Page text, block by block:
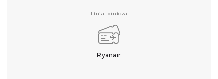
Linia lotnicza
Ryanair